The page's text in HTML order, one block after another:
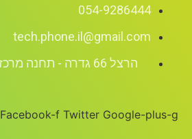
054-9286444
tech.phone.il@gmail.com
הרצל 66 גדרה - תחנה מרכזית אגד
Facebook-f Twitter Google-plus-g